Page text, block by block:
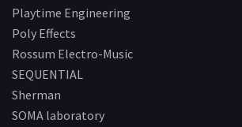
Playtime Engineering
Poly Effects
Rossum Electro-Music
SEQUENTIAL
Sherman
SOMA laboratory